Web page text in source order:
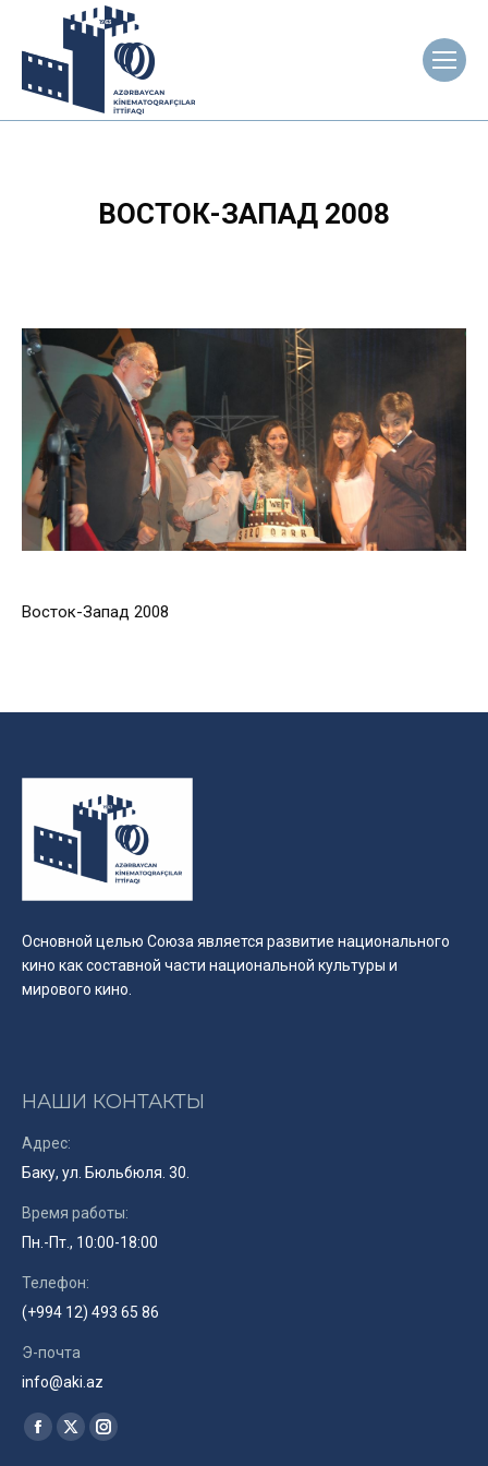
ВОСТОК-ЗАПАД 2008
Восток-Запад 2008
Основной целью Союза является развитие национального
кино как составной части национальной культуры и
мирового кино.
НАШИ КОНТАКТЫ
Адрес:
Баку, ул. Бюльбюля. 30.
Время работы:
Пн.-Пт., 10:00-18:00
Телефон:
(+994 12) 493 65 86
Э-почта
info@aki.az
Найдите нас:
Facebook
X
Instagram